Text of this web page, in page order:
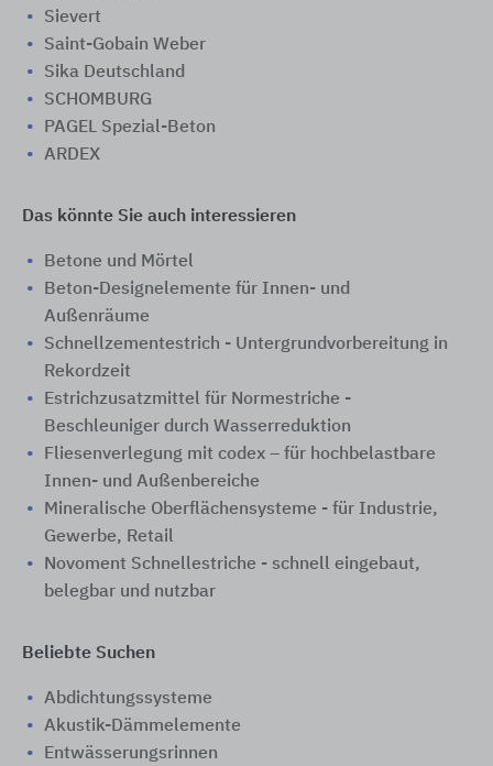
Sievert
Saint-Gobain Weber
Sika Deutschland
SCHOMBURG
PAGEL Spezial-Beton
ARDEX
Das könnte Sie auch interessieren
Betone und Mörtel
Beton-Designelemente für Innen- und
Außenräume
Schnellzementestrich - Untergrundvorbereitung in
Rekordzeit
Estrichzusatzmittel für Normestriche -
Beschleuniger durch Wasserreduktion
Fliesenverlegung mit codex – für hochbelastbare
Innen- und Außenbereiche
Mineralische Oberflächensysteme - für Industrie,
Gewerbe, Retail
Novoment Schnellestriche - schnell eingebaut,
belegbar und nutzbar
Beliebte Suchen
Abdichtungssysteme
Akustik-Dämmelemente
Entwässerungsrinnen